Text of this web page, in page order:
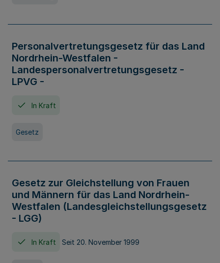
Personalvertretungsgesetz für das Land
Nordrhein-Westfalen -
Landespersonalvertretungsgesetz -
LPVG -
In Kraft
Gesetz
Gesetz zur Gleichstellung von Frauen
und Männern für das Land Nordrhein-
Westfalen (Landesgleichstellungsgesetz
- LGG)
In Kraft Seit 20. November 1999